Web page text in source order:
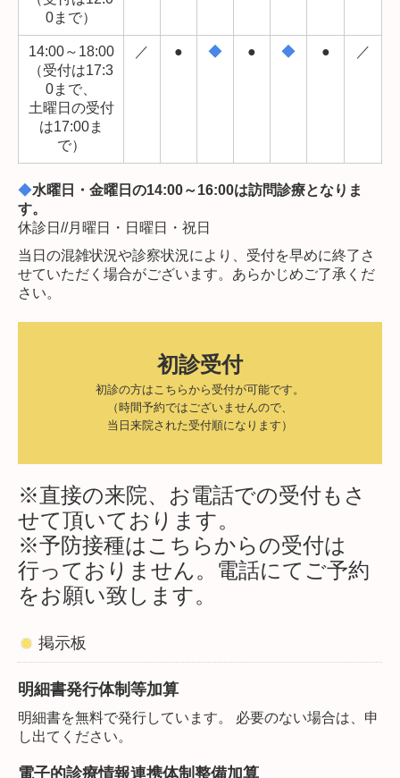
0まで）
14:00～18:00
（受付は17:3
0まで、
土曜日の受付
は17:00ま
で）
／ ● ◆ ● ◆ ● ／
◆水曜日・金曜日の14:00～16:00は訪問診療となりま
す。
休診日//月曜日・日曜日・祝日
当日の混雑状況や診察状況により、受付を早めに終了さ
せていただく場合がございます。あらかじめご了承くだ
さい。
初診受付
初診の方はこちらから受付が可能です。
（時間予約ではございませんので、
当日来院された受付順になります）
※直接の来院、お電話での受付もさ
せて頂いております。
※予防接種はこちらからの受付は
行っておりません。電話にてご予約
をお願い致します。
掲示板
明細書発行体制等加算
明細書を無料で発行しています。 必要のない場合は、申
し出てください。
電子的診療情報連携体制整備加算